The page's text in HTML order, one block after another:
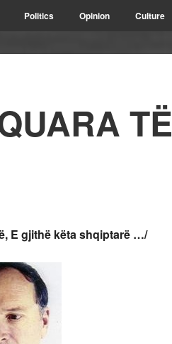
Politics Opinion Culture
TË
E gjithë këta shqiptarë …/